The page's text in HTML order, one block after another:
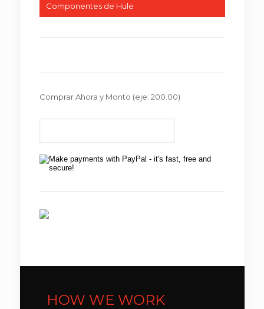
Componentes de Hule
Comprar Ahora y Monto (eje: 200.00)
HOW WE WORK